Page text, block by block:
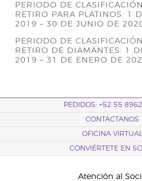
PERIODO DE
RETIRO PARA PLATINOS: 1
2019 – 30 DE JUNIO DE
PERIODO DE
RETIRO DE DIAMANTES: 1
2019 – 31 DE ENERO DE
PEDIDOS: +52 55
CONTÁCTANOS
OFICINA VIRTUAL
CONVIÉRTETE EN
Atención al